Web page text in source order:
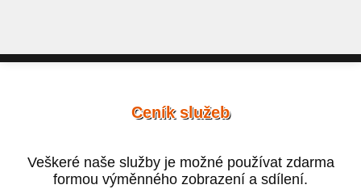
Ceník služeb
Veškeré naše služby je možné používat zdarma
formou výměnného zobrazení a sdílení.